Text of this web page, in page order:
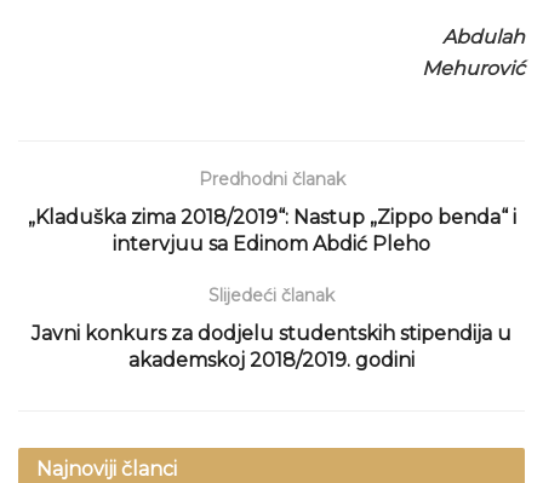
Abdulah
Mehurović
Predhodni članak
„Kladuška zima 2018/2019“: Nastup „Zippo benda“ i
intervjuu sa Edinom Abdić Pleho
Slijedeći članak
Javni konkurs za dodjelu studentskih stipendija u
akademskoj 2018/2019. godini
Najnoviji članci